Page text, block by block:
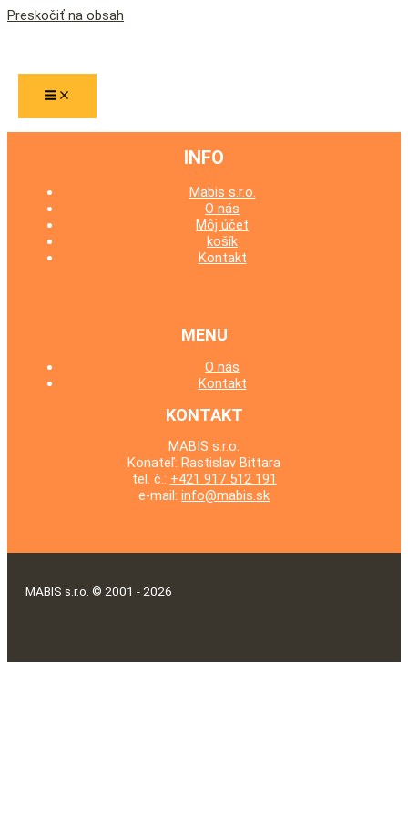
Preskočiť na obsah
INFO
Mabis s.r.o.
O nás
Môj účet
košík
Kontakt
MENU
O nás
Kontakt
KONTAKT
MABIS s.r.o.
Konateľ: Rastislav Bittara
tel. č.: +421 917 512 191
e-mail: info@mabis.sk
MABIS s.r.o. © 2001 - 2026